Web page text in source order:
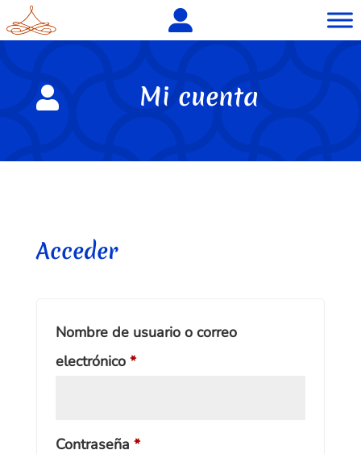
 Mi cuenta
Acceder
Nombre de usuario o correo
electrónico *Obligatorio
Contraseña *Obligatorio